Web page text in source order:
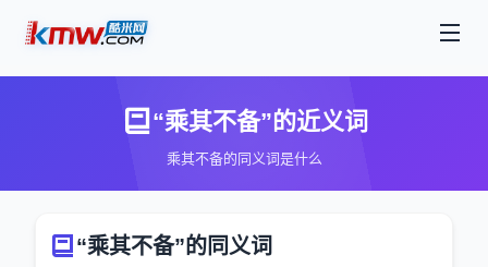
“乘其不备”的近义词
乘其不备的同义词是什么
“乘其不备”的同义词